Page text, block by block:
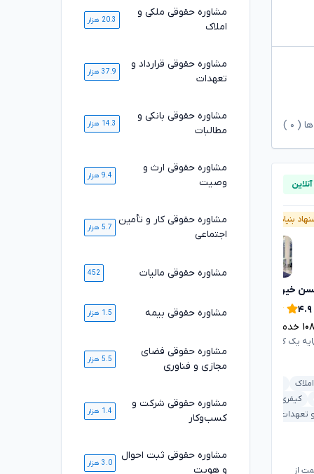
( ۰
بنیاد وکلا
خیری
۴.۹
خدمت ارائه شده موفق
یک کانون وکلای دادگستری
کیفری و جرایم
و تعهدات
از
تومان
۵۴۹,۰۰۰ تومان
پیشنهاد بنیاد وکلا
بانکی و مطالبات
داوری و حل اختلاف
۶۰۰,۰۰۰
۴۹۹,۰۰۰
مشاوره حقوقی ملکی و
املاک
20.3 هزار
مشاوره حقوقی قرارداد و
تعهدات
37.9 هزار
مشاوره حقوقی بانکی و
مطالبات
14.3 هزار
مشاوره حقوقی ارث و
وصیت
9.4 هزار
مشاوره حقوقی کار و تأمین
اجتماعی
5.7 هزار
مشاوره حقوقی مالیات 452
مشاوره حقوقی بیمه 1.5 هزار
مشاوره حقوقی فضای
مجازی و فناوری
5.5 هزار
مشاوره حقوقی شرکت و
کسب‌وکار
1.4 هزار
مشاوره حقوقی ثبت احوال
و هویت
3.0 هزار